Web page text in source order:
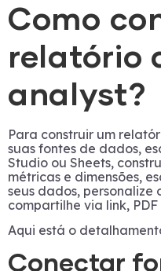
Como
relatório
analyst?
Para construir um
suas fontes de dados,
Studio ou Sheets,
métricas e dimensões,
seus dados, personalize
compartilhe via link,
Aqui está o
Conectar